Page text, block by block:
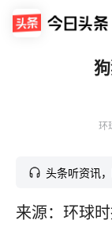
环
头条听资讯
来源：环球